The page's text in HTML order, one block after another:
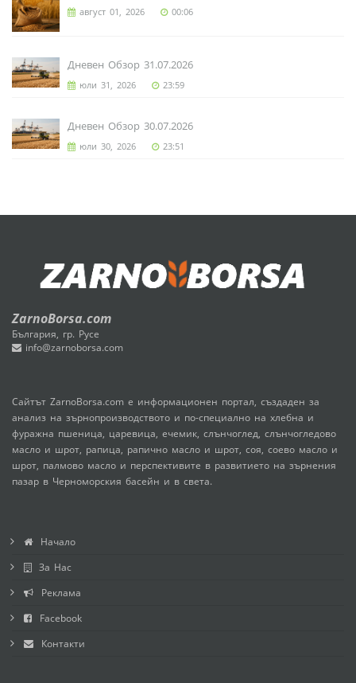
август 01, 2026 00:06
Дневен Обзор 31.07.2026
юли 31, 2026 23:59
Дневен Обзор 30.07.2026
юли 30, 2026 23:51
ZarnoBorsa.com
България, гр. Русе
info@zarnoborsa.com
Сайтът ZarnoBorsa.com е информационен портал, създаден за
анализ на зърнопроизводството и по-специално на хлебна и
фуражна пшеница, царевица, ечемик, слънчоглед, слънчогледово
масло и шрот, рапица, рапично масло и шрот, соя, соево масло и
шрот, палмово масло и перспективите в развитието на зърнения
пазар в Черноморския басейн и в света.
Начало
За Нас
Реклама
Facebook
Контакти